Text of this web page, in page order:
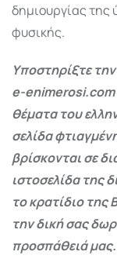
δημιουργίας της
φυσικής.
Υποστηρίξτε
e-enimerosi.com
θέματα του
σελίδα
βρίσκονται σε
ιστοσελίδα της
το κρατίδιο της
την δική σας
προσπάθειά